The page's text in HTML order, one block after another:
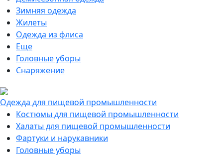
Зимняя одежда
Жилеты
Одежда из флиса
Еще
Головные уборы
Снаряжение
Одежда для пищевой промышленности
Костюмы для пищевой промышленности
Халаты для пищевой промышленности
Фартуки и нарукавники
Головные уборы